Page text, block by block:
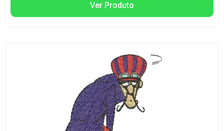
Ver Produto